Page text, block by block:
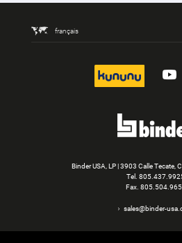
français
kununu
Binder USA, LP | 3903 Calle Tecate,
Tel.
Fax.
sales@binder-